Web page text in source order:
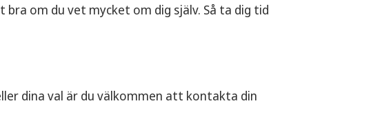
om du vet mycket om dig själv. Så ta dig tid
dina val är du välkommen att kontakta din